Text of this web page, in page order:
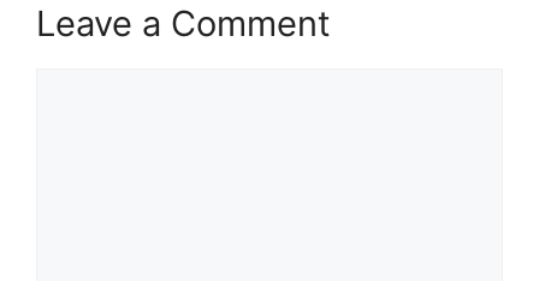
Leave a Comment